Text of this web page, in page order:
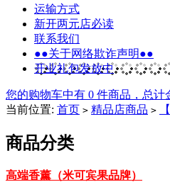
运输方式
新开两元店必读
联系我们
●●关于网络欺诈声明●●
开业礼包发放中
您的购物车中有 0 件商品，总计
当前位置: 首页 > 精品店商品 >
商品分类
高端香薰（米可宾果品牌）